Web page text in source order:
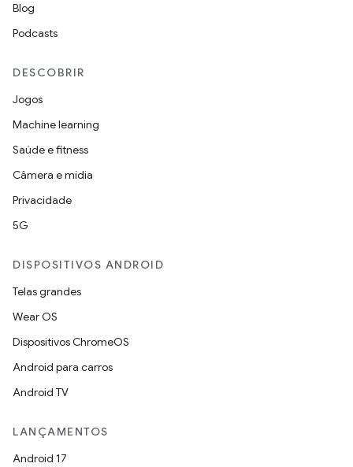
Blog
Podcasts
DESCOBRIR
Jogos
Machine learning
Saúde e fitness
Câmera e mídia
Privacidade
5G
DISPOSITIVOS ANDROID
Telas grandes
Wear OS
Dispositivos ChromeOS
Android para carros
Android TV
LANÇAMENTOS
Android 17